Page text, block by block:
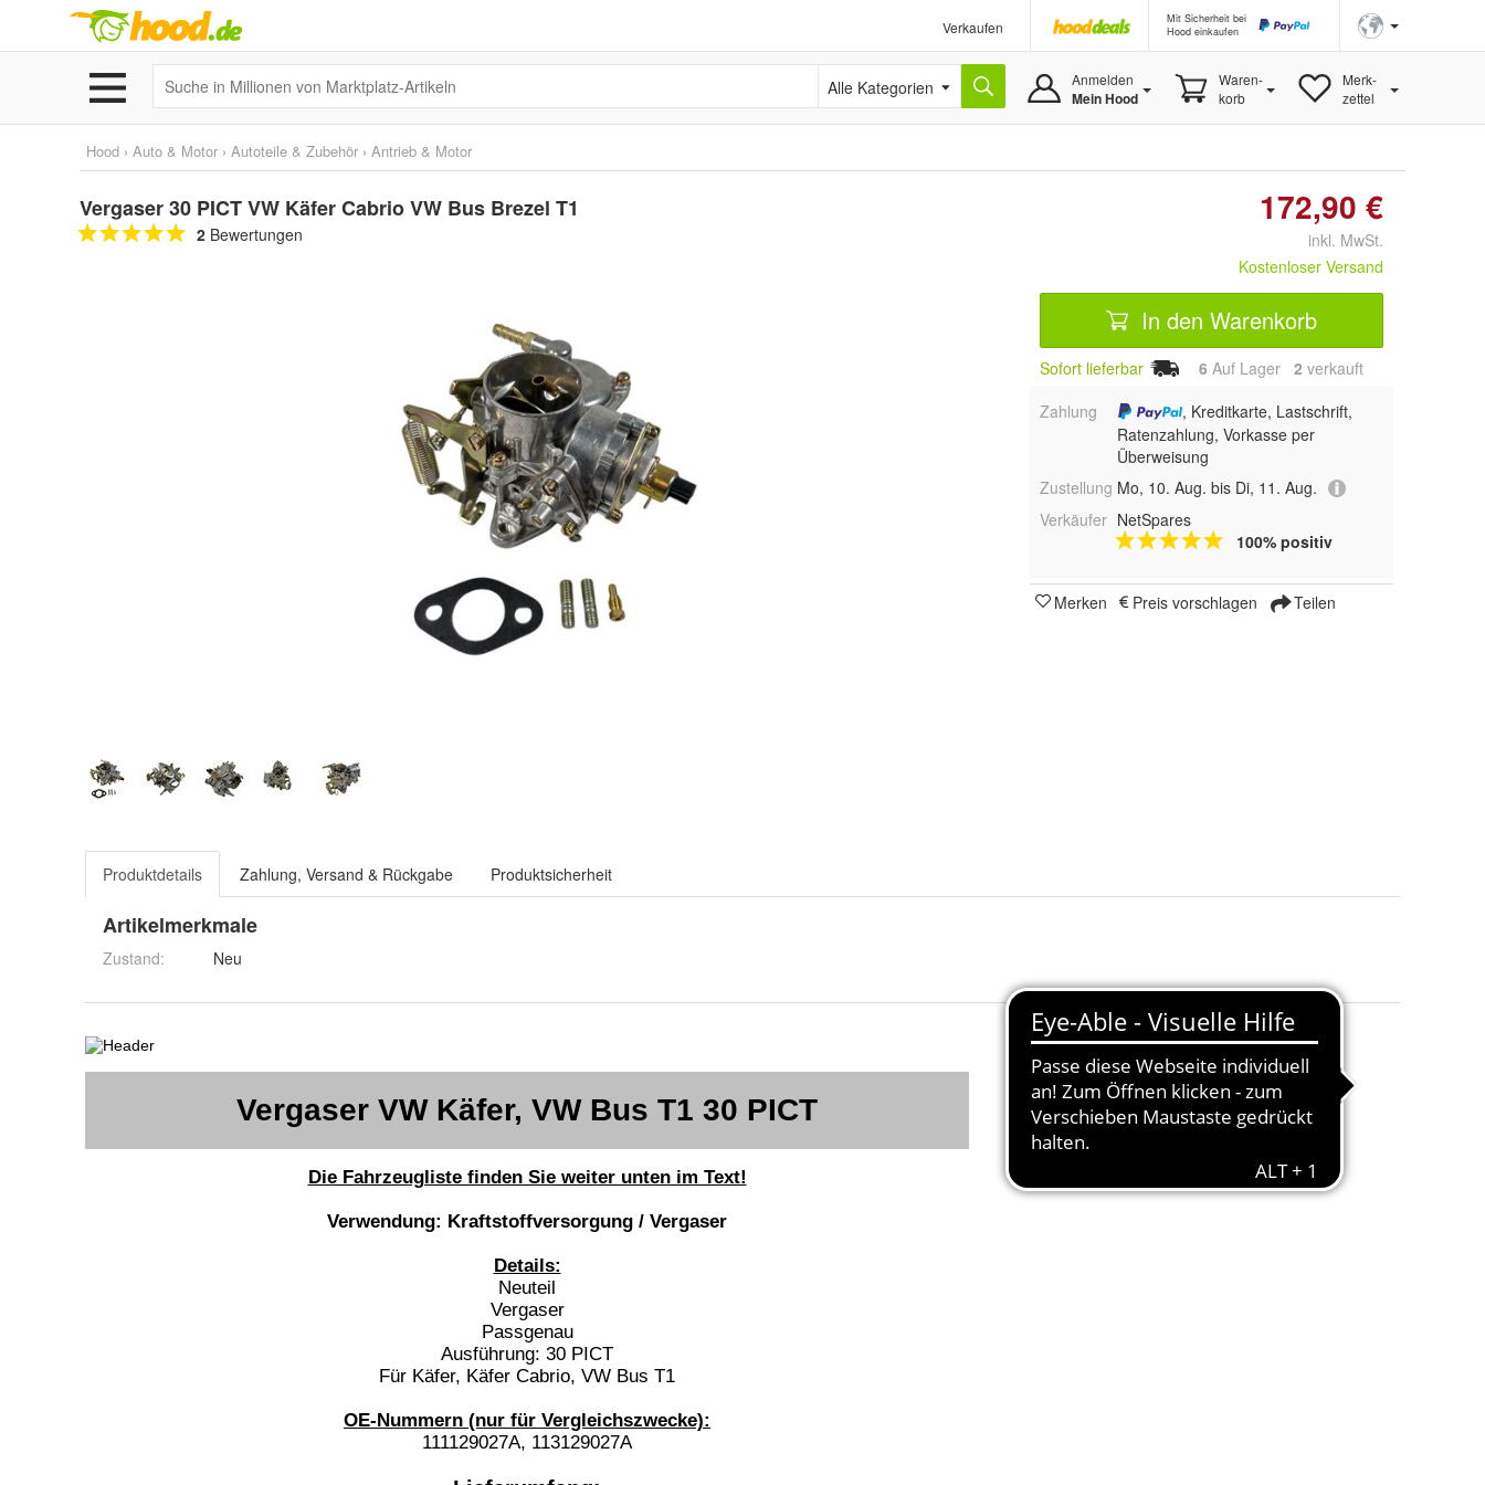
Verkaufen
Mit Sicherheit bei
Hood einkaufen
Alle Kategorien Anmelden
Mein Hood
Waren-
korb
Merk-
zettel
Hood › Auto & Motor › Autoteile & Zubehör › Antrieb & Motor
Vergaser 30 PICT VW Käfer Cabrio VW Bus Brezel T1
2 Bewertungen
172,90 €
inkl. MwSt.
Kostenloser Versand
In den Warenkorb
Sofort lieferbar 6 Auf Lager 2 verkauft
Zahlung
, Kreditkarte, Lastschrift,
Ratenzahlung, Vorkasse per
Überweisung
Zustellung Mo, 10. Aug. bis Di, 11. Aug.
Verkäufer NetSpares
100% positiv
Merken Preis vorschlagen Teilen
Produktdetails Zahlung, Versand & Rückgabe Produktsicherheit
Artikelmerkmale
Zustand: Neu